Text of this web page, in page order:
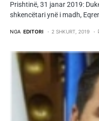
Prishtinë, 31 janar 2019:
shkencëtari ynë i madh,
NGA EDITORI 2 SHKURT, 2019